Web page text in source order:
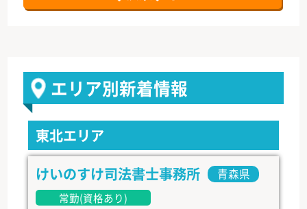
エリア別新着情報
東北エリア
けいのすけ司法書士事務所
青森県
常勤(資格あり)